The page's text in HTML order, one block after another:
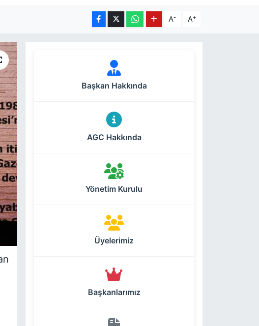
A- A+
Başkan Hakkında
AGC Hakkında
Yönetim Kurulu
Üyelerimiz
Başkanlarımız